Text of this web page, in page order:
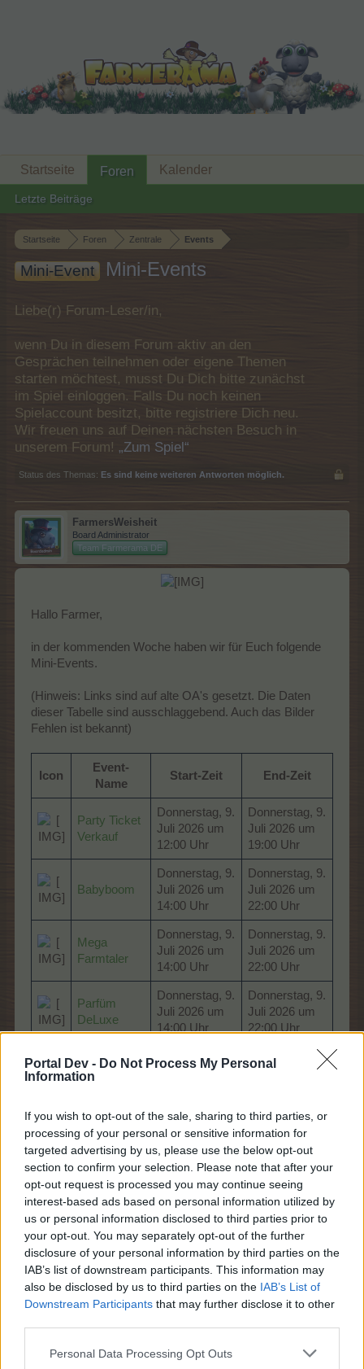
Portal Dev - Do Not Process My Personal
Information
If you wish to opt-out of the sale, sharing to third parties, or
processing of your personal or sensitive information for
targeted advertising by us, please use the below opt-out
section to confirm your selection. Please note that after your
opt-out request is processed you may continue seeing
interest-based ads based on personal information utilized by
us or personal information disclosed to third parties prior to
your opt-out. You may separately opt-out of the further
disclosure of your personal information by third parties on the
IAB’s list of downstream participants. This information may
also be disclosed by us to third parties on the IAB’s List of
Downstream Participants that may further disclose it to other
Personal Data Processing Opt Outs
Startseite Foren Zentrale Events
Mini-Event Mini-Events
Liebe(r) Forum-Leser/in,
wenn Du in diesem Forum aktiv an den
Gesprächen teilnehmen oder eigene Themen
starten möchtest, musst Du Dich bitte zunächst
im Spiel einloggen. Falls Du noch keinen
Spielaccount besitzt, bitte registriere Dich neu.
Wir freuen uns auf Deinen nächsten Besuch in
unserem Forum! „Zum Spiel“
Status des Themas: Es sind keine weiteren Antworten möglich.
FarmersWeisheit
Board Administrator
Team Farmerama DE
Hallo Farmer,
in der kommenden Woche haben wir für Euch folgende
Mini-Events.
(Hinweis: Links sind auf alte OA's gesetzt. Die Daten
dieser Tabelle sind ausschlaggebend. Auch das Bilder
Fehlen ist bekannt)
Icon
Event-
Name
Start-Zeit End-Zeit
Party Ticket
Verkauf
Donnerstag, 9.
Juli 2026 um
12:00 Uhr
Donnerstag, 9.
Juli 2026 um
19:00 Uhr
Babyboom
Donnerstag, 9.
Juli 2026 um
14:00 Uhr
Donnerstag, 9.
Juli 2026 um
22:00 Uhr
Mega
Farmtaler
Donnerstag, 9.
Juli 2026 um
14:00 Uhr
Donnerstag, 9.
Juli 2026 um
22:00 Uhr
Parfüm
DeLuxe
Donnerstag, 9.
Juli 2026 um
14:00 Uhr
Donnerstag, 9.
Juli 2026 um
22:00 Uhr
Superfutter-
Verkauf
Donnerstag, 9.
Juli 2026 um
Donnerstag, 9.
Glücklicher
Baumtag
Freitag, 10.
Juli 2026 um
10:00 Uhr
Sonntag, 12.
Juli 2026 um
22:00 Uhr
Susis
Turbodünger
Freitag, 10.
Juli 2026 um
10:00 Uhr
Sonntag, 12.
Juli 2026 um
Babyboom
Samstag, 11.
Juli 2026 um
10:00 Uhr
Samstag, 11.
Juli 2026 um
22:00 Uhr
Mega
Farmtaler
Samstag, 11.
Samstag, 11.
Happy
Samstag, 11.
Samstag, 11.
Startseite Foren
Letzte Beiträge
Kalender